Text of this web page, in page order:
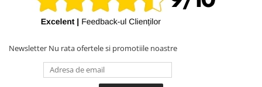
iPhone X
iPhone 8 Plus
iPhone 7
Newsletter Nu rata ofertele si promotiile noastre